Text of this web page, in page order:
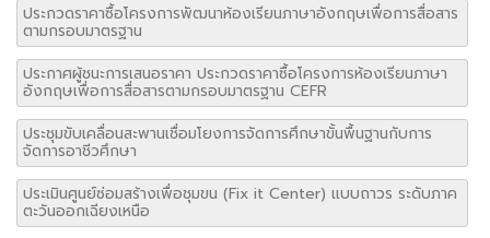
ประกวดราคาซื้อโครงการพัฒนาห้องเรียนภาษาอังกฤษเพื่อการสื่อสาร
ตามกรอบมาตรฐาน
ประกาศผู้ชนะการเสนอราคา ประกวดราคาซื้อโครงการห้องเรียนภาษา
อังกฤษเพื่อการสื่อสารตามกรอบมาตรฐาน CEFR
ประชุมขับเคลื่อนสะพานเชื่อมโยงการจัดการศึกษาขั้นพื้นฐานกับการ
จัดการอาชีวศึกษา
ประเมินศูนย์ซ่อมสร้างเพื่อชุมขน (Fix it Center) แบบถาวร ระดับภาค
ตะวันออกเฉียงเหนือ